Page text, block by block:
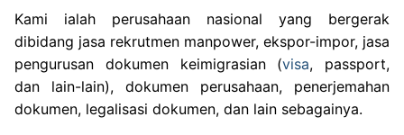
Kami ialah perusahaan nasional yang bergerak
dibidang jasa rekrutmen manpower, ekspor-impor, jasa
pengurusan dokumen keimigrasian (visa, passport,
dan lain-lain), dokumen perusahaan, penerjemahan
dokumen, legalisasi dokumen, dan lain sebagainya.